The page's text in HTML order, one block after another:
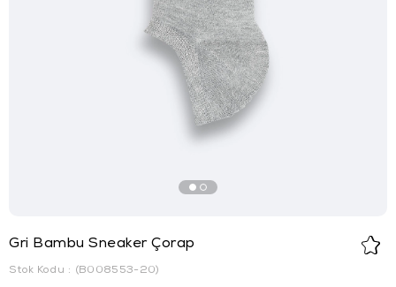
Gri Bambu Sneaker Çorap
Stok Kodu (B008553-20)